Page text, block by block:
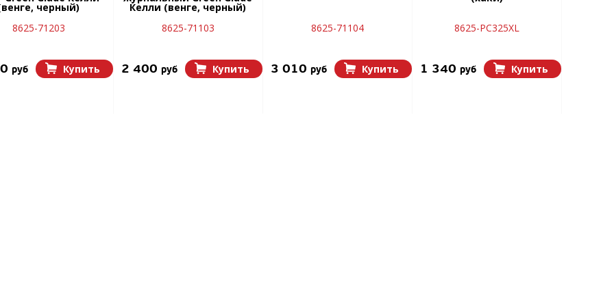
черный)
8625-71203
руб Купить
Келли (венге, черный)
8625-71103
2 400 руб Купить
8625-71104
3 010 руб Купить
8625-РС325XL
1 340 руб Купить